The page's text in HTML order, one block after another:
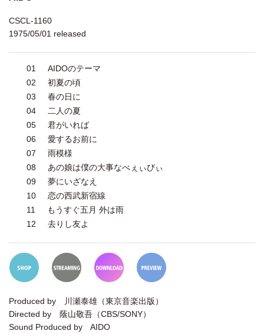
CSCL-1160
1975/05/01 released
01
AIDOのテーマ
02
初夏の頃
03
春の日に
04
二人の夏
05
君がいれば
06
愛するお前に
07
雨模様
08
あの娘は僕の大事なべぇぃびぃ
09
夢にいざなえ
10
恋の西武新宿線
11
もうすぐ五月 外は雨
12
去りし友よ
Produced by 川瀬泰雄（東京音楽出版）
Directed by 蔭山敬吾（CBS/SONY）
Sound Produced by AIDO